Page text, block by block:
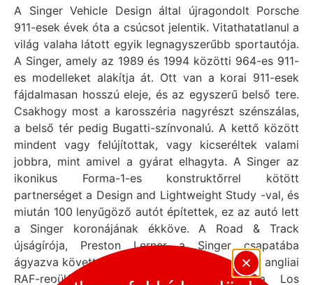
A Singer Vehicle Design által újragondolt Porsche
911-esek évek óta a csúcsot jelentik. Vitathatatlanul a
világ valaha látott egyik legnagyszerűbb sportautója.
A Singer, amely az 1989 és 1994 közötti 964-es 911-
es modelleket alakítja át. Ott van a korai 911-esek
fájdalmasan hosszú eleje, és az egyszerű belső tere.
Csakhogy most a karosszéria nagyrészt szénszálas,
a belső tér pedig Bugatti-színvonalú. A kettő között
mindent vagy felújítottak, vagy kicseréltek valami
jobbra, mint amivel a gyárat elhagyta. A Singer az
ikonikus Forma-1-es konstruktőrrel kötött
partnerséget a Design and Lightweight Study -val, és
miután 100 lenyűgöző autót építettek, ez az autó lett
a Singer koronájának ékköve. A Road & Track
újságírója, Preston Lerner a Singer csapatába
ágyazva követte a DLS megvalósulását. A régi angliai
RAF-repülőtéren történő tesztelésektől a Los